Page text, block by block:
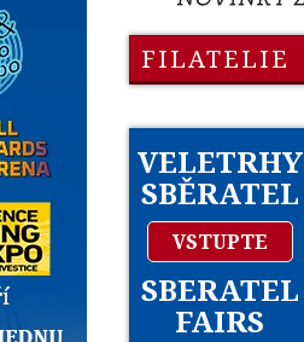
FILATELIE
VELETRHY
SBĚRATEL
VSTUPTE
SBERATEL
FAIRS